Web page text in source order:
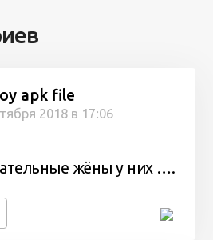
apk file
2018 в 17:06
жёны у них ….